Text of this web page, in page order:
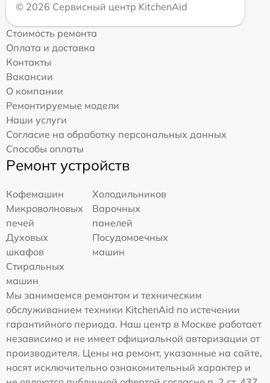
© 2026 Сервисный центр KitchenAid
Стоимость ремонта
Оплата и доставка
Контакты
Вакансии
О компании
Ремонтируемые модели
Наши услуги
Согласие на обработку персональных данных
Способы оплаты
Ремонт устройств
Кофемашин
Холодильников
Микроволновых
печей
Варочных
панелей
Духовых
шкафов
Посудомоечных
машин
Стиральных
машин
Мы занимаемся ремонтом и техническим
обслуживанием техники KitchenAid по истечении
гарантийного периода. Наш центр в Москве работает
независимо и не имеет официальной авторизации от
производителя. Цены на ремонт, указанные на сайте,
носят исключительно ознакомительный характер и